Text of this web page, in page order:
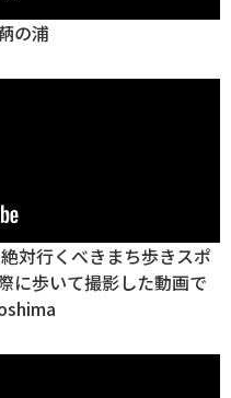
の浦
対行くべきまち歩きスポ
に歩いて撮影した動画で